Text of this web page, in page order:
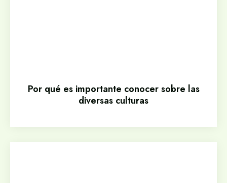
Por qué es importante conocer sobre las
diversas culturas